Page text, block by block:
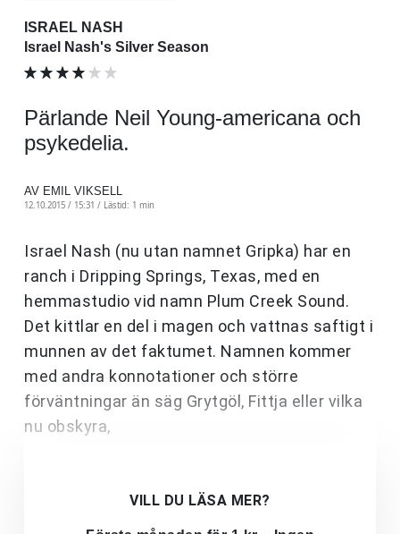
ISRAEL NASH
Israel Nash's Silver Season
Pärlande Neil Young-americana och
psykedelia.
AV EMIL VIKSELL
12.10.2015 / 15:31 / Lästid: 1 min
Israel Nash (nu utan namnet Gripka) har en
ranch i Dripping Springs, Texas, med en
hemmastudio vid namn Plum Creek Sound.
Det kittlar en del i magen och vattnas saftigt i
munnen av det faktumet. Namnen kommer
med andra konnotationer och större
förväntningar än säg Grytgöl, Fittja eller vilka
nu obskyra,
VILL DU LÄSA MER?